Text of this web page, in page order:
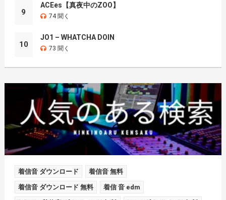
9
ACEes【真夜中のZOO】
74 聞く
10
JO1 – WHATCHA DOIN
73 聞く
着信音 ダウンロード 着信音 無料
着信音 ダウンロード 無料 着信 音 edm